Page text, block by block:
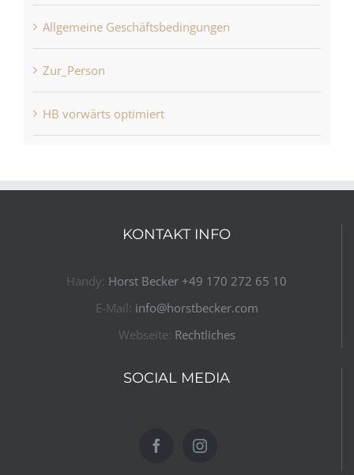
Allgemeine Geschäftsbedingungen
Zur_Person
HB vorwärts optimiert
KONTAKT INFO
Handy: Horst Becker ​+49 170 272 65 10​
E-Mail: info@horstbecker.com
Webseite: Rechtliches
SOCIAL MEDIA